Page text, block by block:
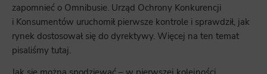
zapomnieć o Omnibusie. Urząd Ochrony Konkurencji
i Konsumentów uruchomił pierwsze kontrole i sprawdził, jak
rynek dostosował się do dyrektywy. Więcej na ten temat
pisaliśmy tutaj.